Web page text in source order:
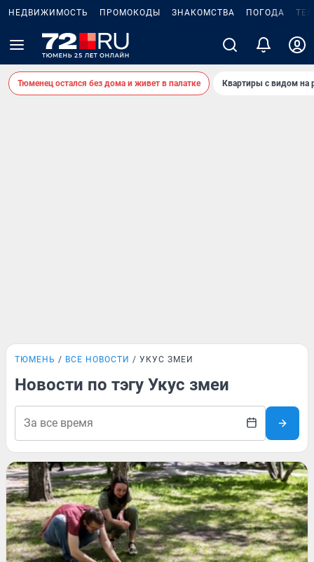
НЕДВИЖИМОСТЬ ПРОМОКОДЫ ЗНАКОМСТВА ПОГОДА
Тюменец остался без дома и живет в палатке Квартиры с видом на
ТЮМЕНЬ ВСЕ НОВОСТИ УКУС ЗМЕИ
Новости по тэгу Укус змеи